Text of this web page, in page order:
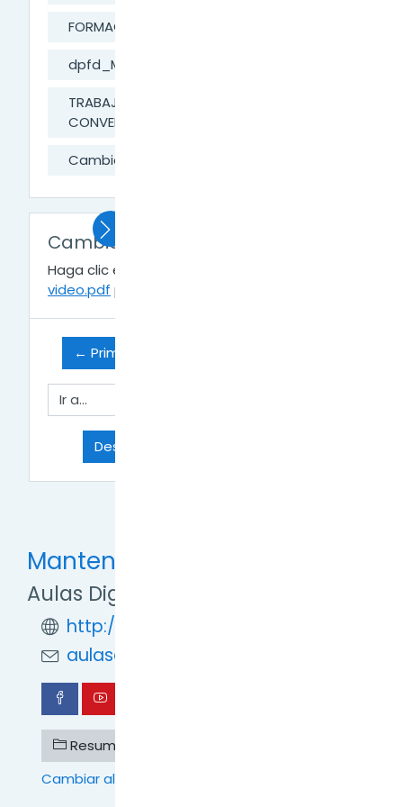
FORMACIÓN DIGITAL
dpfd_MesaAyuda
TRABAJAR CON VIDEO, AUDIO Y
CONVERTIR FORMATOS
Cambiar formato de vídeos
Cambiar formato de vídeos
Haga clic en
video.pdf para ver el archivo.
← Primeros pasos con Format Factory
Ir a...
Descargar vídeos de Internet →
Mantente en contacto
Aulas Digitales TDF
http://formaciondigital.tdf.gob.ar/
aulasdigitales.tdf@gmail.com
Resumen de retención de datos
Cambiar al tema estándar